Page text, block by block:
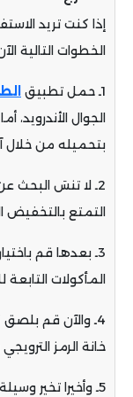
إذا كنت تريد
الخطوات التالية
1ـ حمل تطبيق
بتحميله من خلال
2ـ لا تنسَ البحث عن
التمتع
3ـ بعدها قم
المأكولات
4ـ والآن قم
خانة الرمز
5ـ وأخيرا تخير